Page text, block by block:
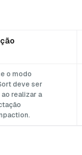
o modo
deve ser
realizar a